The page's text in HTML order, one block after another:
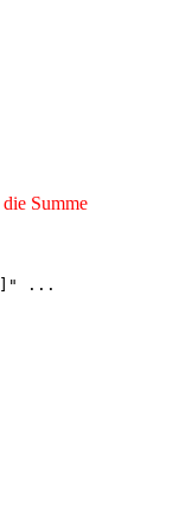
Summe